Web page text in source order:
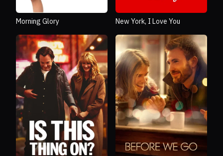
Morning Glory New York, I Love You